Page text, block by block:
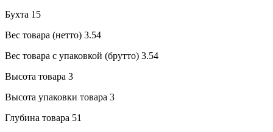
Бухта 15
Вес товара (нетто) 3.54
Вес товара с упаковкой (брутто) 3.54
Высота товара 3
Высота упаковки товара 3
Глубина товара 51